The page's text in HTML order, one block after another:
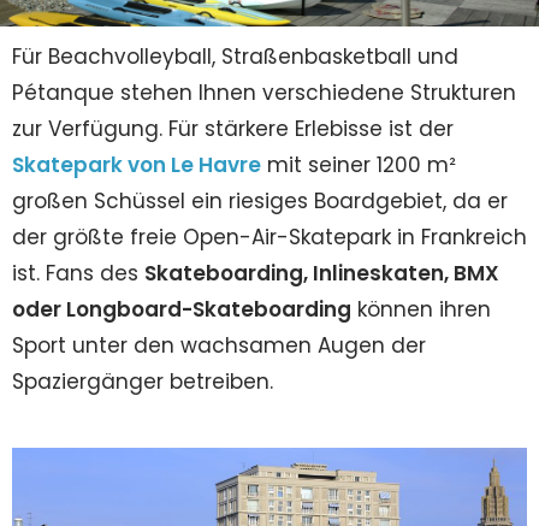
Für Beachvolleyball, Straßenbasketball und
Pétanque stehen Ihnen verschiedene Strukturen
zur Verfügung. Für stärkere Erlebisse ist der
Skatepark von Le Havre mit seiner 1200 m²
großen Schüssel ein riesiges Boardgebiet, da er
der größte freie Open-Air-Skatepark in Frankreich
ist. Fans des Skateboarding, Inlineskaten, BMX
oder Longboard-Skateboarding können ihren
Sport unter den wachsamen Augen der
Spaziergänger betreiben.